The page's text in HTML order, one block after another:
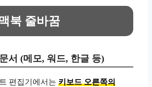
북 줄바꿈
서 (메모, 워드, 한글 등)
편집기에서는 키보드 오른쪽의